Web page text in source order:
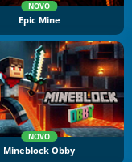
NOVO
Epic Mine
NOVO
Mineblock Obby